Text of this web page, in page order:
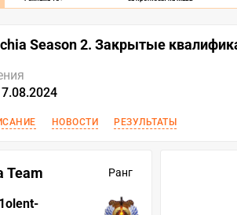
Season 2. Закрытые
НОВОСТИ РЕЗУЛЬТАТЫ
Team Ранг